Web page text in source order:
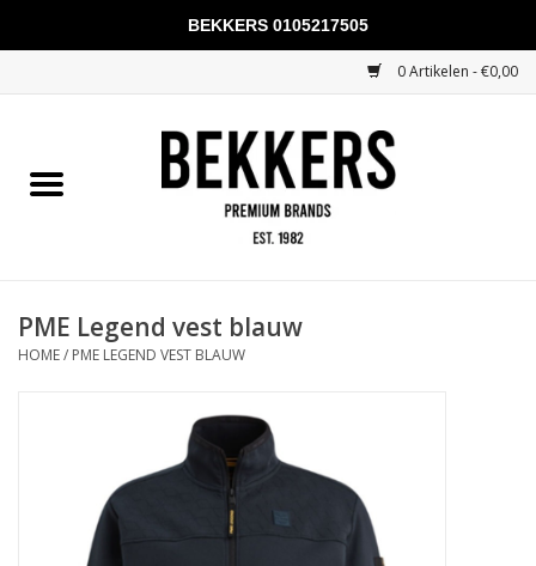
0 Artikelen - €0,00
Mannen
KADOBONNEN
PME Legend vest blauw
HOME/ PME LEGEND VEST BLAUW
BEKKERS 0105217505